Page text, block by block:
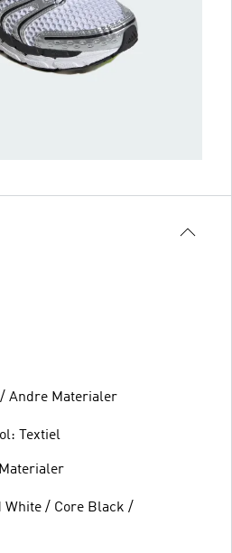
Andre Materialer
Textiel
/ Core Black /